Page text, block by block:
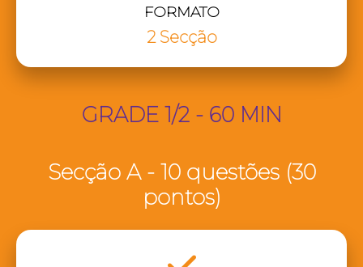
FORMATO
2 Secção
GRADE 1/2 - 60 MIN
Secção A - 10 questões (30
pontos)